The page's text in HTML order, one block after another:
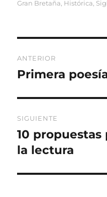
Gran Bretaña Histórica
de
ANTERIOR
Entrada
Primera
SIGUIENTE
Entrada
siguiente:
10
la lectura